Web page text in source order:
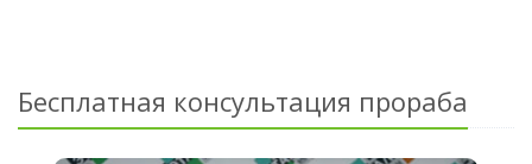
Бесплатная консультация прораба